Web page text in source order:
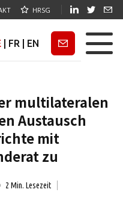
HRSG
FR EN Newsletter
multilateralen
Austausch
mit
zu
2 Min. Lesezeit